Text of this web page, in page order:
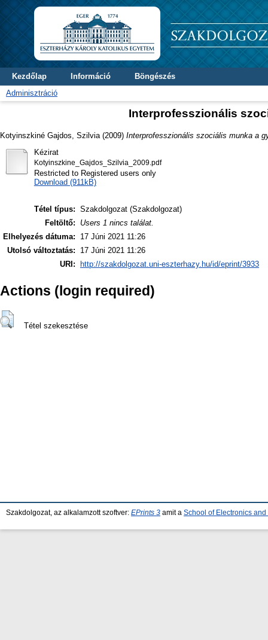
Kezdőlap Információ
Böngészés
Adminisztráció
Interprofesszionális
Kotyinszkiné Gajdos, Szilvia (2009) Interprofesszionális szociális munka a
Kézirat
Kotyinszkine_Gajdos_Szilvia_2009.pdf
Restricted to Registered users only
Download (911kB)
Tétel típus: Szakdolgozat (Szakdolgozat)
Feltöltő:
Users 1 nincs találat.
Elhelyezés dátuma:
17 Júni 2021 11:26
Utolsó változtatás:
17 Júni 2021 11:26
URI:
http://szakdolgozat.uni-eszterhazy.hu/id/eprint/3933
Actions (login required)
Tétel szekesztése
Szakdolgozat, az alkalamzott szoftver: EPrints 3 amit a School of Electronics